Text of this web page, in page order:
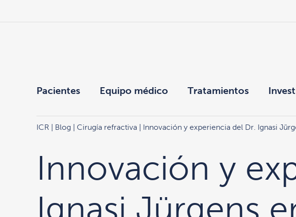
Pacientes Equipo médico Tratamientos
ICR Blog Cirugía refractiva| Innovación y experiencia del Dr. Ignasi
Innovación y
Ignasi Jürgens